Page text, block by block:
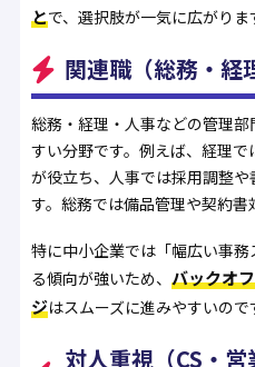
とで、選択肢が一気に広がりま
関連職（総務・経
総務・経理・人事などの管理
すい分野です。例えば、経理
が役立ち、人事では採用調整
す。総務では備品管理や契約書
特に中小企業では「幅広い事
る傾向が強いため、 バックオ
ジはスムーズに進みやすいので
対人重視（CS・